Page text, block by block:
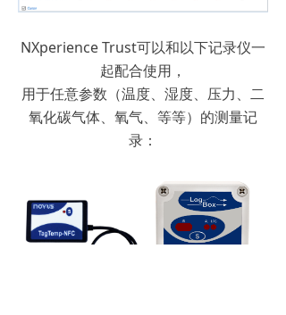
NXperience Trust可以和以下记录仪一
起配合使用，
用于任意参数（温度、湿度、压力、二
氧化碳气体、氧气、等等）的测量记
录：